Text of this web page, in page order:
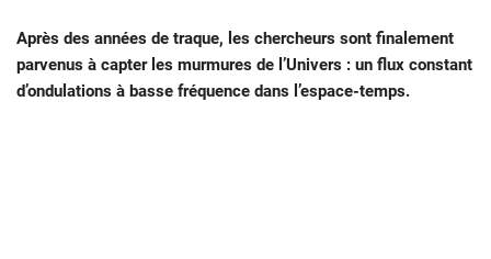
Après des années de traque, les chercheurs sont finalement
parvenus à capter les murmures de l’Univers : un flux constant
d’ondulations à basse fréquence dans l’espace-temps.